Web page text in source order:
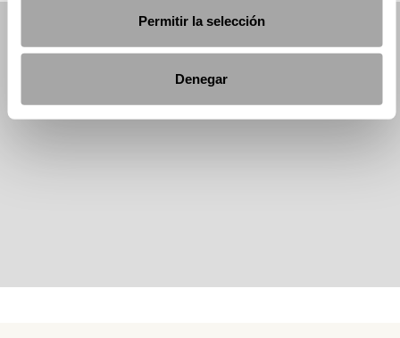
Permitir la selección
Denegar